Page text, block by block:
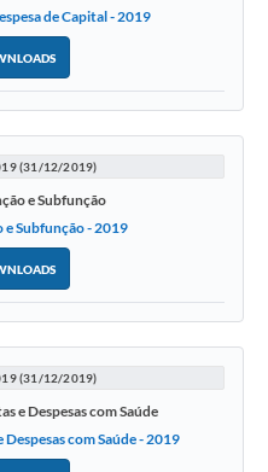
de Capital - 2019
(31/12/2019)
e Subfunção
e Subfunção - 2019
(31/12/2019)
e Despesas com Saúde
com Saúde - 2019